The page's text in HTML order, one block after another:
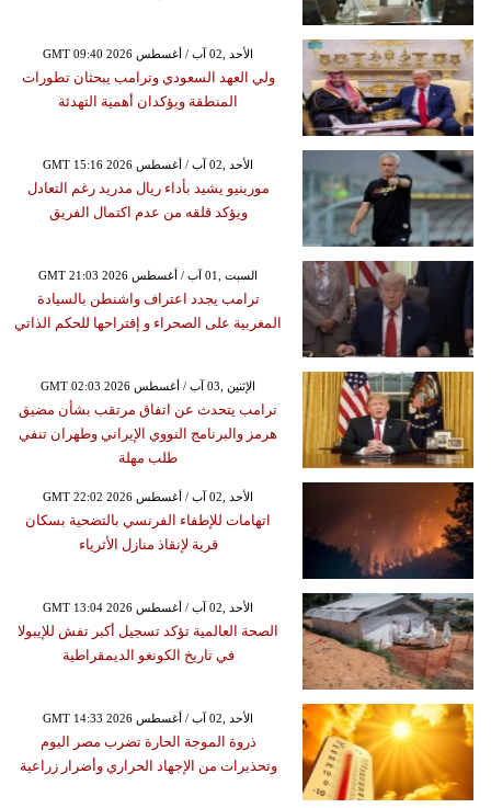
GMT 09:40 2026 الأحد ,02 آب / أغسطس
ولي العهد السعودي وترامب يبحثان تطورات
المنطقة ويؤكدان أهمية التهدئة
GMT 15:16 2026 الأحد ,02 آب / أغسطس
مورينيو يشيد بأداء ريال مدريد رغم التعادل
ويؤكد قلقه من عدم اكتمال الفريق
GMT 21:03 2026 السبت ,01 آب / أغسطس
ترامب يجدد اعتراف واشنطن بالسيادة
المغربية على الصحراء و إقتراحها للحكم الذاتي
GMT 02:03 2026 الإثنين ,03 آب / أغسطس
ترامب يتحدث عن اتفاق مرتقب بشأن مضيق
هرمز والبرنامج النووي الإيراني وطهران تنفي
طلب مهلة
GMT 22:02 2026 الأحد ,02 آب / أغسطس
اتهامات للإطفاء الفرنسي بالتضحية بسكان
قرية لإنقاذ منازل الأثرياء
GMT 13:04 2026 الأحد ,02 آب / أغسطس
الصحة العالمية تؤكد تسجيل أكبر تفش للإيبولا
في تاريخ الكونغو الديمقراطية
GMT 14:33 2026 الأحد ,02 آب / أغسطس
ذروة الموجة الحارة تضرب مصر اليوم
وتحذيرات من الإجهاد الحراري وأضرار زراعية